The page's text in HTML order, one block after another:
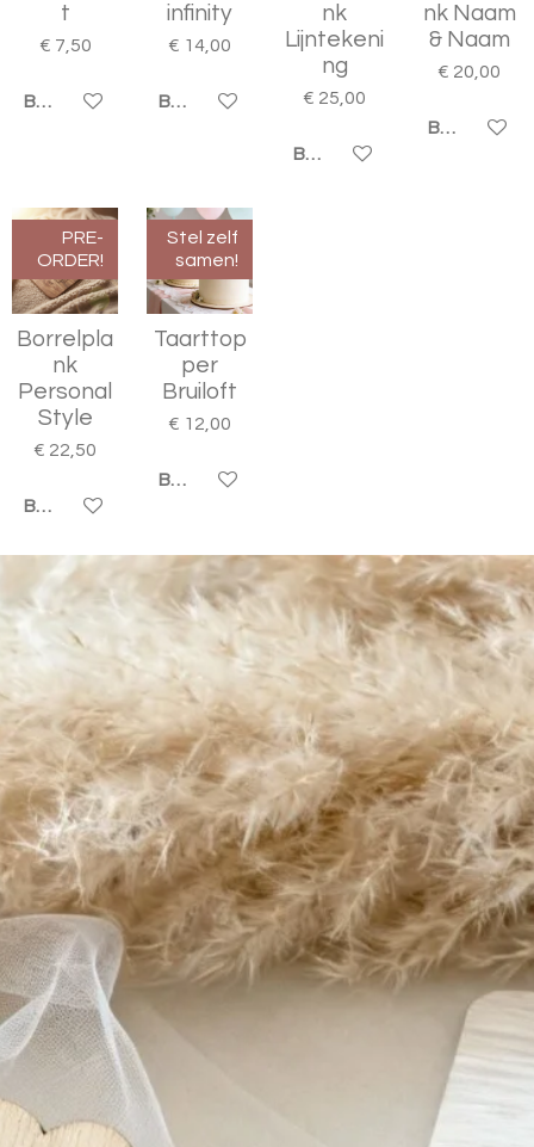
t
€ 7,50
BEKIJK DETAILS
infinity
€ 14,00
BEKIJK DETAILS
nk
Lijntekeni
ng
€ 25,00
BEKIJK DETAILS
nk Naam
& Naam
€ 20,00
BEKIJK
PRE-
ORDER!
Borrelpla
nk
Personal
Style
€ 22,50
BEKIJK DETAILS
Stel zelf
samen!
Taarttop
per
Bruiloft
€ 12,00
BEKIJK DETAILS